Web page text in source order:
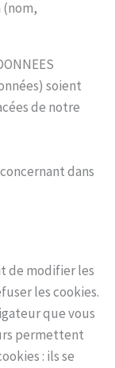
soient
de notre
dans
de modifier les
les cookies.
que vous
permettent
: ils se